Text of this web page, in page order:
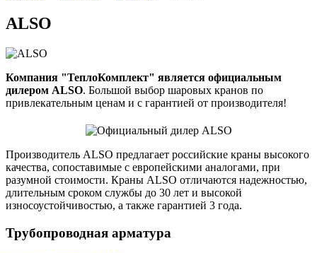
ALSO
Компания "ТеплоКомплект" является официальным
дилером ALSO. Большой выбор шаровых кранов по
привлекательным ценам и с гарантией от производителя!
Производитель ALSO предлагает российские краны высокого
качества, сопоставимые с европейскими аналогами, при
разумной стоимости. Краны ALSO отличаются надежностью,
длительным сроком службы до 30 лет и высокой
износоустойчивостью, а также гарантией 3 года.
Трубопроводная арматура